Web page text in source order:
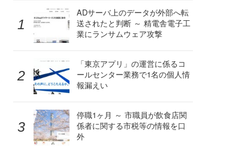
ADサーバ上のデータが外部へ転
送されたと判断 ～ 精電舎電子工
業にランサムウェア攻撃
「東京アプリ」の運営に係るコ
ールセンター業務で1名の個人情
報漏えい
停職1ヶ月 ～ 市職員が飲食店関
係者に関する市税等の情報を口
外